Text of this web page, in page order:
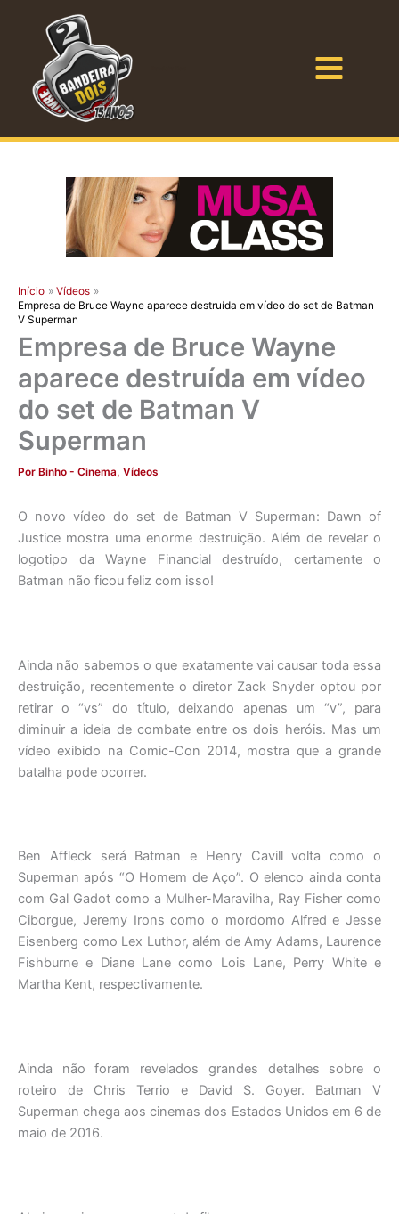
conteúdo
Início
Vídeos
Empresa de Bruce Wayne aparece destruída em vídeo do set de Batman
V Superman
Empresa de Bruce Wayne
aparece destruída em vídeo
do set de Batman V
Superman
Por Binho - Cinema, Vídeos
O novo vídeo do set de Batman V Superman: Dawn of
Justice mostra uma enorme destruição. Além de revelar o
logotipo da Wayne Financial destruído, certamente o
Batman não ficou feliz com isso!
Ainda não sabemos o que exatamente vai causar toda essa
destruição, recentemente o diretor Zack Snyder optou por
retirar o “vs” do título, deixando apenas um “v”, para
diminuir a ideia de combate entre os dois heróis. Mas um
vídeo exibido na Comic-Con 2014, mostra que a grande
batalha pode ocorrer.
Ben Affleck será Batman e Henry Cavill volta como o
Superman após “O Homem de Aço”. O elenco ainda conta
com Gal Gadot como a Mulher-Maravilha, Ray Fisher como
Ciborgue, Jeremy Irons como o mordomo Alfred e Jesse
Eisenberg como Lex Luthor, além de Amy Adams, Laurence
Fishburne e Diane Lane como Lois Lane, Perry White e
Martha Kent, respectivamente.
Ainda não foram revelados grandes detalhes sobre o
roteiro de Chris Terrio e David S. Goyer. Batman V
Superman chega aos cinemas dos Estados Unidos em 6 de
maio de 2016.